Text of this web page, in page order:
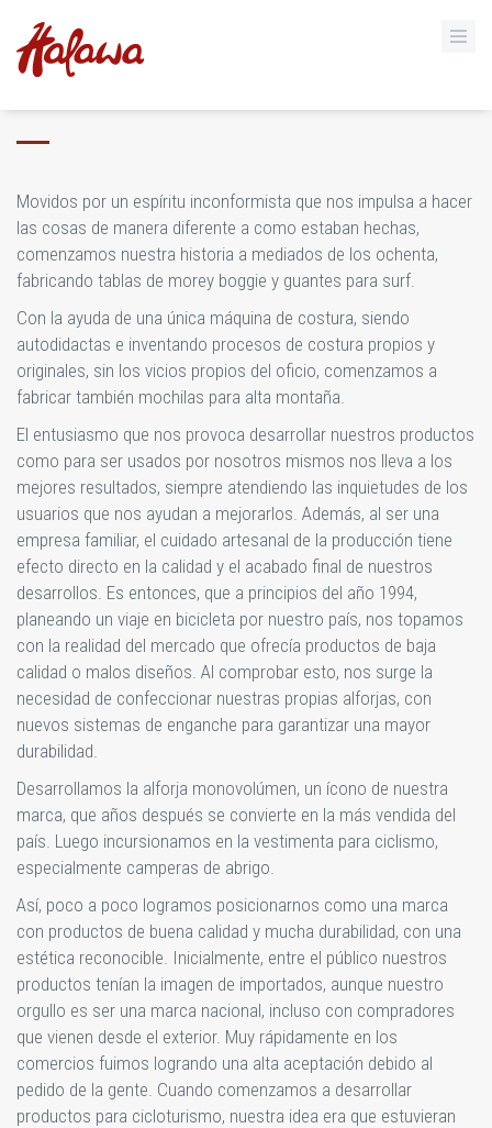
NOSOTROS
Movidos por un espíritu inconformista que nos impulsa a hacer
las cosas de manera diferente a como estaban hechas,
comenzamos nuestra historia a mediados de los ochenta,
fabricando tablas de morey boggie y guantes para surf.
Con la ayuda de una única máquina de costura, siendo
autodidactas e inventando procesos de costura propios y
originales, sin los vicios propios del oficio, comenzamos a
fabricar también mochilas para alta montaña.
El entusiasmo que nos provoca desarrollar nuestros productos
como para ser usados por nosotros mismos nos lleva a los
mejores resultados, siempre atendiendo las inquietudes de los
usuarios que nos ayudan a mejorarlos. Además, al ser una
empresa familiar, el cuidado artesanal de la producción tiene
efecto directo en la calidad y el acabado final de nuestros
desarrollos. Es entonces, que a principios del año 1994,
planeando un viaje en bicicleta por nuestro país, nos topamos
con la realidad del mercado que ofrecía productos de baja
calidad o malos diseños. Al comprobar esto, nos surge la
necesidad de confeccionar nuestras propias alforjas, con
nuevos sistemas de enganche para garantizar una mayor
durabilidad.
Desarrollamos la alforja monovolúmen, un ícono de nuestra
marca, que años después se convierte en la más vendida del
país. Luego incursionamos en la vestimenta para ciclismo,
especialmente camperas de abrigo.
Así, poco a poco logramos posicionarnos como una marca
con productos de buena calidad y mucha durabilidad, con una
estética reconocible. Inicialmente, entre el público nuestros
productos tenían la imagen de importados, aunque nuestro
orgullo es ser una marca nacional, incluso con compradores
que vienen desde el exterior. Muy rápidamente en los
comercios fuimos logrando una alta aceptación debido al
pedido de la gente. Cuando comenzamos a desarrollar
productos para cicloturismo, nuestra idea era que estuvieran